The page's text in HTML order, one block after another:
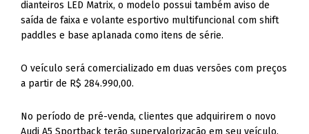
dianteiros LED Matrix, o modelo possui também aviso de
saída de faixa e volante esportivo multifuncional com shift
paddles e base aplanada como itens de série.
O veículo será comercializado em duas versões com preços
a partir de R$ 284.990,00.
No período de pré-venda, clientes que adquirirem o novo
Audi A5 Sportback terão supervalorização em seu veículo.